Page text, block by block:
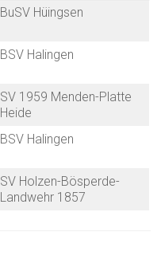
BuSV Hüingsen
BSV Halingen
SV 1959 Menden-Platte
Heide
BSV Halingen
SV Holzen-Bösperde-
Landwehr 1857